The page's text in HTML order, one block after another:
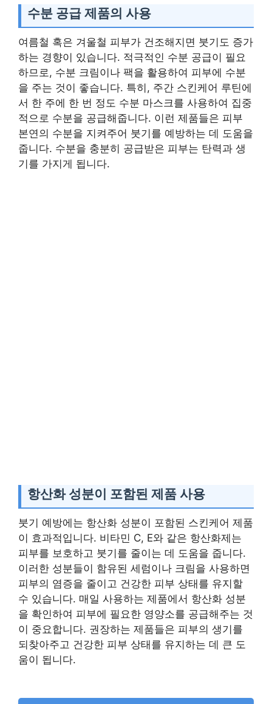
수분 공급 제품의 사용
여름철 혹은 겨울철 피부가 건조해지면 붓기도 증가
하는 경향이 있습니다. 적극적인 수분 공급이 필요
하므로, 수분 크림이나 팩을 활용하여 피부에 수분
을 주는 것이 좋습니다. 특히, 주간 스킨케어 루틴에
서 한 주에 한 번 정도 수분 마스크를 사용하여 집중
적으로 수분을 공급해줍니다. 이런 제품들은 피부
본연의 수분을 지켜주어 붓기를 예방하는 데 도움을
줍니다. 수분을 충분히 공급받은 피부는 탄력과 생
기를 가지게 됩니다.
항산화 성분이 포함된 제품 사용
붓기 예방에는 항산화 성분이 포함된 스킨케어 제품
이 효과적입니다. 비타민 C, E와 같은 항산화제는
피부를 보호하고 붓기를 줄이는 데 도움을 줍니다.
이러한 성분들이 함유된 세럼이나 크림을 사용하면
피부의 염증을 줄이고 건강한 피부 상태를 유지할
수 있습니다. 매일 사용하는 제품에서 항산화 성분
을 확인하여 피부에 필요한 영양소를 공급해주는 것
이 중요합니다. 권장하는 제품들은 피부의 생기를
되찾아주고 건강한 피부 상태를 유지하는 데 큰 도
움이 됩니다.